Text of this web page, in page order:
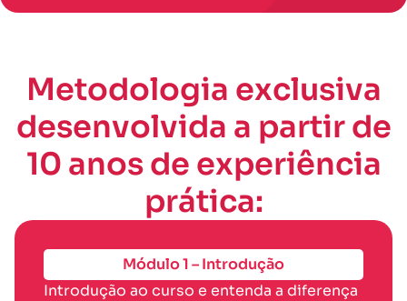
Metodologia exclusiva
desenvolvida a partir de
10 anos de experiência
prática:
Módulo 1 – Introdução
Introdução ao curso e entenda a diferença